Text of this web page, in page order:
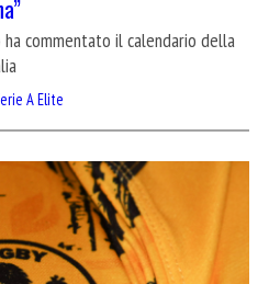
ha commentato il calendario della
A Elite